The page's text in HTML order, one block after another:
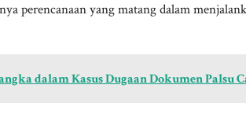
perencanaan yang matang dalam
dalam Kasus Dugaan Dokumen Palsu